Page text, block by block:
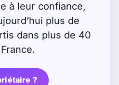
à leur confiance,
plus de
dans plus de 40
?